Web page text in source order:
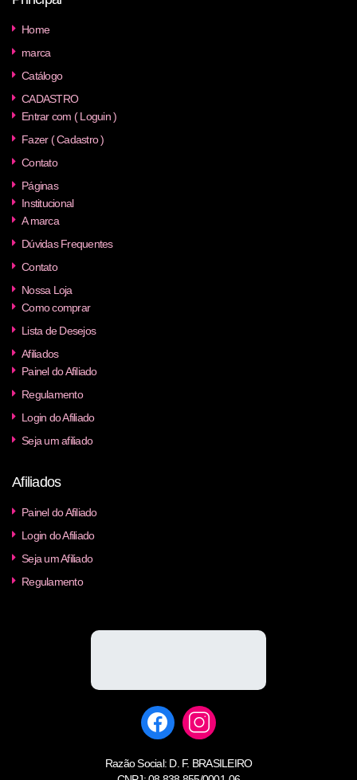
Razão Social: D. F. BRASILEIRO
Home
marca
Catálogo
CADASTRO
Entrar com ( Loguin )
Fazer ( Cadastro )
Contato
Páginas
Institucional
A marca
Dúvidas Frequentes
Contato
Nossa Loja
Como comprar
Lista de Desejos
Afiliados
Painel do Afiliado
Regulamento
Login do Afiliado
Seja um afiliado
Afiliados
Painel do Afiliado
Login do Afiliado
Seja um Afiliado
Regulamento